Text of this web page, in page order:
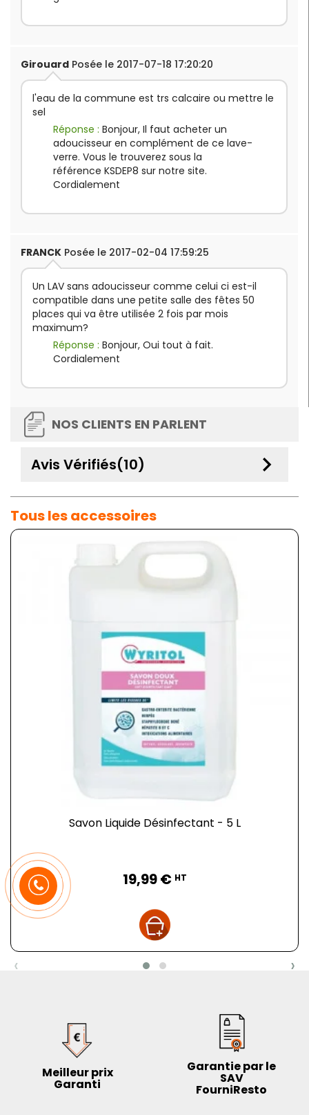
Girouard Posée le 2017-07-18 17:20:20
l'eau de la commune est trs calcaire ou mettre le
sel
Réponse : Bonjour, Il faut acheter un
adoucisseur en complément de ce lave-
verre. Vous le trouverez sous la
référence KSDEP8 sur notre site.
Cordialement
FRANCK Posée le 2017-02-04 17:59:25
Un LAV sans adoucisseur comme celui ci est-il
compatible dans une petite salle des fêtes 50
places qui va être utilisée 2 fois par mois
maximum?
Réponse : Bonjour, Oui tout à fait.
Cordialement
NOS CLIENTS EN PARLENT
Avis Vérifiés(10) keyboard_arrow_down
Tous les accessoires
Savon Liquide Désinfectant - 5 L
19,99 € HT
‹ ›
Meilleur prix
Garanti
Garantie par le
SAV
FourniResto